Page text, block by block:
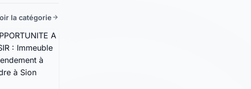
la catégorie